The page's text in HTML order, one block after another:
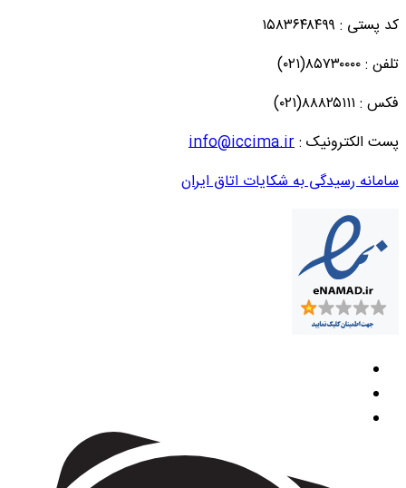
کد پستی : ۱۵۸۳۶۴۸۴۹۹
تلفن : ۸۵۷۳۰۰۰۰(۰۲۱)
فکس : ۸۸۸۲۵۱۱۱(۰۲۱)
پست الکترونیک :info@iccima.ir
سامانه رسیدگی به شکایات اتاق ایران